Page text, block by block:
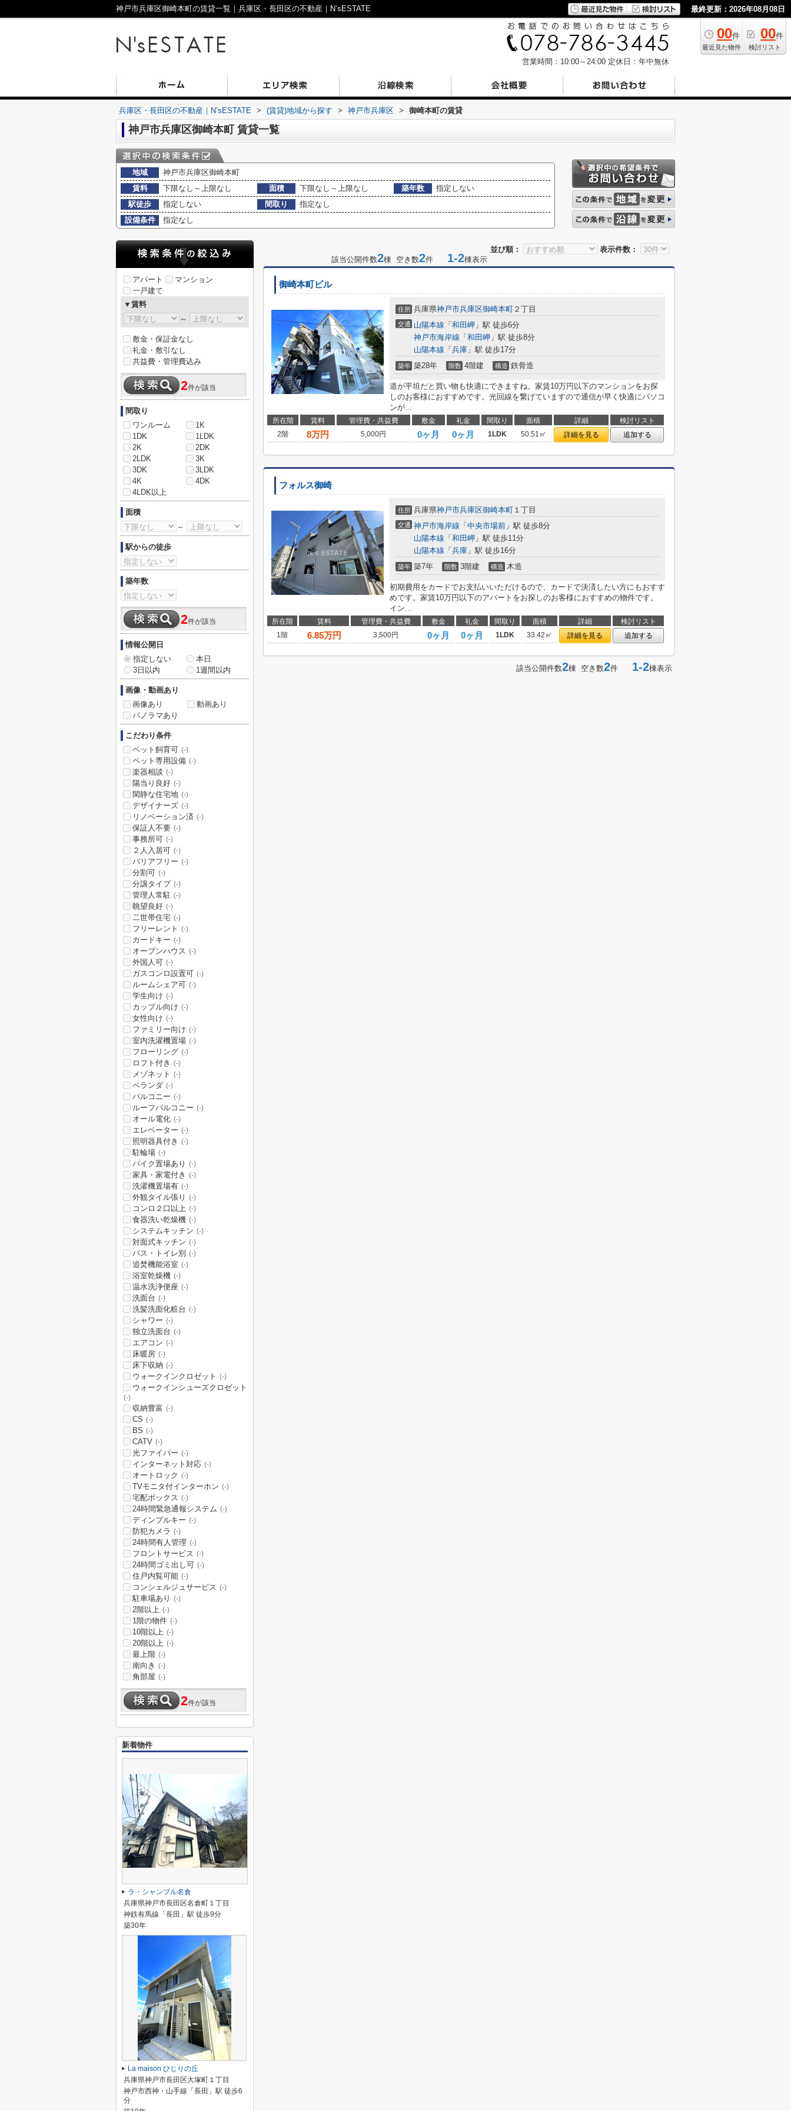
神戸市兵庫区御崎本町の賃貸一覧｜兵庫区・長田区の不動産｜N’sESTATE 最終更新：2026年08月08日
00件
最近見た物件
00件
検討リスト
営業時間：10:00～24:00 定休日：年中無休
兵庫区・長田区の不動産｜N’sESTATE > (賃貸)地域から探す > 神戸市兵庫区 > 御崎本町の賃貸
神戸市兵庫区御崎本町 賃貸一覧
地域
神戸市兵庫区御崎本町
賃料
下限なし～上限なし 面積 下限なし～上限なし 築年数
指定しない
駅徒歩
指定しない 間取り
指定なし
設備条件
指定なし
並び順：
表示件数：
該当公開件数2棟 空き数2件 1-2棟表示
御崎本町ビル
住所 兵庫県神戸市兵庫区御崎本町 ２丁目
交通 山陽本線 「 和田岬 」駅 徒歩6分
神戸市海岸線 「 和田岬 」駅 徒歩8分
山陽本線 「 兵庫 」駅 徒歩17分
築年 築28年 階数 4階建 構造 鉄骨造
道が平坦だと買い物も快適にできますね。家賃10万円以下のマンションをお探
しのお客様におすすめです。光回線を繋げていますので通信が早く快適にパソコ
ンが...
所在階 賃料 管理費・共益費 敷金 礼金 間取り 面積 詳細
検討リスト
2階
8万円 5,000円 0ヶ月 0ヶ月 1LDK 50.51㎡ 詳細を見る 追加する
フォルス御崎
住所 兵庫県神戸市兵庫区御崎本町 １丁目
交通 神戸市海岸線 「 中央市場前 」駅 徒歩8分
山陽本線 「 和田岬 」駅 徒歩11分
山陽本線 「 兵庫 」駅 徒歩16分
築年 築7年 階数 3階建 構造 木造
初期費用をカードでお支払いいただけるので、カードで決済したい方にもおすす
めです。家賃10万円以下のアパートをお探しのお客様におすすめの物件です。
イン...
所在階 賃料 管理費・共益費 敷金 礼金 間取り 面積 詳細
検討リスト
1階
6.85万円 3,500円 0ヶ月 0ヶ月 1LDK 33.42㎡ 詳細を見る 追加する
該当公開件数2棟 空き数2件 1-2棟表示
アパート
マンション
一戸建て
▼賃料
～
敷金・保証金なし
礼金・敷引なし
共益費・管理費込み
2件が該当
間取り
ワンルーム
1K
1DK
1LDK
2K
2DK
2LDK
3K
3DK
3LDK
4K
4DK
4LDK以上
面積
～
駅からの徒歩
築年数
2件が該当
情報公開日
指定しない
本日
3日以内
1週間以内
画像・動画あり
画像あり
動画あり
パノラマあり
こだわり条件
ペット飼育可 (-)
ペット専用設備 (-)
楽器相談 (-)
陽当り良好 (-)
閑静な住宅地 (-)
デザイナーズ (-)
リノベーション済 (-)
保証人不要 (-)
事務所可 (-)
２人入居可 (-)
バリアフリー (-)
分割可 (-)
分譲タイプ (-)
管理人常駐 (-)
眺望良好 (-)
二世帯住宅 (-)
フリーレント (-)
カードキー (-)
オープンハウス (-)
外国人可 (-)
ガスコンロ設置可 (-)
ルームシェア可 (-)
学生向け (-)
カップル向け (-)
女性向け (-)
ファミリー向け (-)
室内洗濯機置場 (-)
フローリング (-)
ロフト付き (-)
メゾネット (-)
ベランダ (-)
バルコニー (-)
ルーフバルコニー (-)
オール電化 (-)
エレベーター (-)
照明器具付き (-)
駐輪場 (-)
バイク置場あり (-)
家具・家電付き (-)
洗濯機置場有 (-)
外観タイル張り (-)
コンロ２口以上 (-)
食器洗い乾燥機 (-)
システムキッチン (-)
対面式キッチン (-)
バス・トイレ別 (-)
追焚機能浴室 (-)
浴室乾燥機 (-)
温水洗浄便座 (-)
洗面台 (-)
洗髪洗面化粧台 (-)
シャワー (-)
独立洗面台 (-)
エアコン (-)
床暖房 (-)
床下収納 (-)
ウォークインクロゼット (-)
ウォークインシューズクロゼット
(-)
収納豊富 (-)
CS (-)
BS (-)
CATV (-)
光ファイバー (-)
インターネット対応 (-)
オートロック (-)
TVモニタ付インターホン (-)
宅配ボックス (-)
24時間緊急通報システム (-)
ディンプルキー (-)
防犯カメラ (-)
24時間有人管理 (-)
フロントサービス (-)
24時間ゴミ出し可 (-)
住戸内覧可能 (-)
コンシェルジュサービス (-)
駐車場あり (-)
2階以上 (-)
1階の物件 (-)
10階以上 (-)
20階以上 (-)
最上階 (-)
南向き (-)
角部屋 (-)
2件が該当
新着物件
ラ・シャンブル名倉
兵庫県神戸市長田区名倉町１丁目
神鉄有馬線「長田」駅 徒歩9分
築30年
La maison ひじりの丘
兵庫県神戸市長田区大塚町１丁目
神戸市西神・山手線「長田」駅 徒歩6
分